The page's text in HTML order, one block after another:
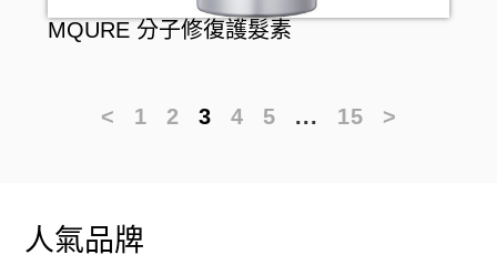
MQURE 分子修復護髮素
< 1 2 3 4 5 ... 15 >
人氣品牌